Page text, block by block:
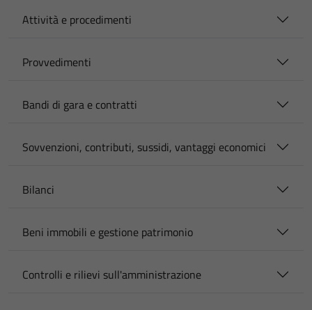
Attività e procedimenti
Provvedimenti
Bandi di gara e contratti
Sovvenzioni, contributi, sussidi, vantaggi economici
Bilanci
Beni immobili e gestione patrimonio
Controlli e rilievi sull'amministrazione